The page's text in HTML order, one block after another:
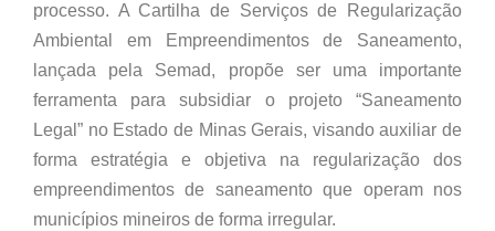
processo. A Cartilha de Serviços de Regularização
Ambiental em Empreendimentos de Saneamento,
lançada pela Semad, propõe ser uma importante
ferramenta para subsidiar o projeto “Saneamento
Legal” no Estado de Minas Gerais, visando auxiliar de
forma estratégia e objetiva na regularização dos
empreendimentos de saneamento que operam nos
municípios mineiros de forma irregular.